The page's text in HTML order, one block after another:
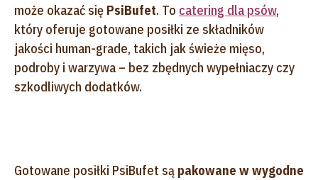
może okazać się PsiBufet. To catering dla psów,
który oferuje gotowane posiłki ze składników
jakości human-grade, takich jak świeże mięso,
podroby i warzywa – bez zbędnych wypełniaczy czy
szkodliwych dodatków.
Gotowane posiłki PsiBufet są pakowane w wygodne